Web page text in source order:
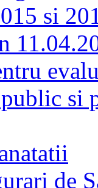
si
si
de